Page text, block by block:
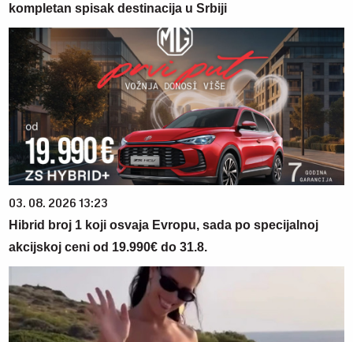
kompletan spisak destinacija u Srbiji
03. 08. 2026 13:23
Hibrid broj 1 koji osvaja Evropu, sada po specijalnoj
akcijskoj ceni od 19.990€ do 31.8.